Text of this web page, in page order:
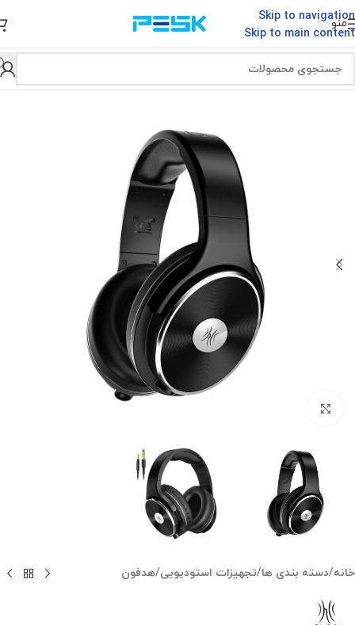
Skip to navigation
Skip to main content
منو
خانه/دسته بندی ها/تجهیزات استودیویی/هدفون